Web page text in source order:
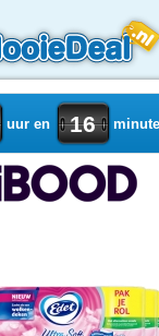
uur en 16